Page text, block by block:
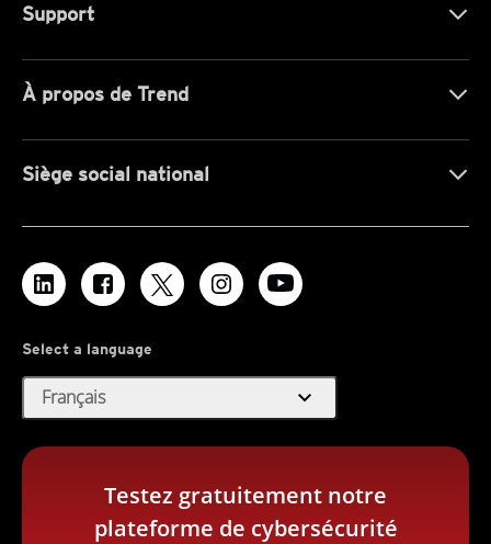
Support
À propos de Trend
Siège social national
Select a language
Français expand_more
Testez gratuitement notre
plateforme de cybersécurité